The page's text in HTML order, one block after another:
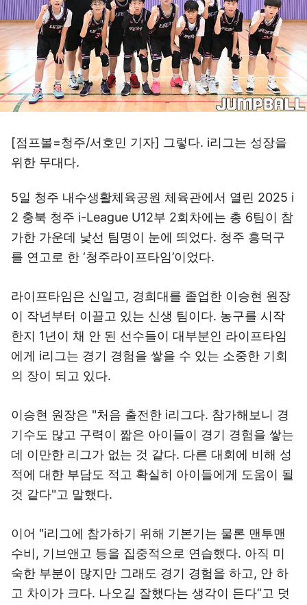
[점프볼=청주/서호민 기자] 그렇다. i리그는 성장을
위한 무대다.
5일 청주 내수생활체육공원 체육관에서 열린 2025 i
2 충북 청주 i-League U12부 2회차에는 총 6팀이 참
가한 가운데 낯선 팀명이 눈에 띄었다. 청주 흥덕구
를 연고로 한 ‘청주라이프타임’이었다.
라이프타임은 신일고, 경희대를 졸업한 이승현 원장
이 작년부터 이끌고 있는 신생 팀이다. 농구를 시작
한지 1년이 채 안 된 선수들이 대부분인 라이프타임
에게 i리그는 경기 경험을 쌓을 수 있는 소중한 기회
의 장이 되고 있다.
이승현 원장은 "처음 출전한 i리그다. 참가해보니 경
기수도 많고 구력이 짧은 아이들이 경기 경험을 쌓는
데 이만한 리그가 없는 것 같다. 다른 대회에 비해 성
적에 대한 부담도 적고 확실히 아이들에게 도움이 될
것 같다"고 말했다.
이어 "i리그에 참가하기 위해 기본기는 물론 맨투맨
수비, 기브앤고 등을 집중적으로 연습했다. 아직 미
숙한 부분이 많지만 그래도 경기 경험을 하고, 안 하
고 차이가 크다. 나오길 잘했다는 생각이 든다“고 덧